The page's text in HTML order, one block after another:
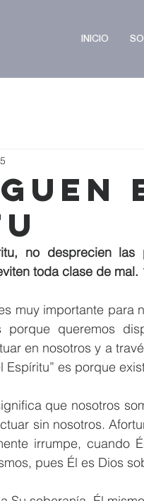
INICIO
no desprecien las
toda clase de mal.
muy importante para
porque queremos
en nosotros y a
Espíritu” es porque
que nosotros
sin nosotros.
irrumpe, cuando
pues Él es Dios